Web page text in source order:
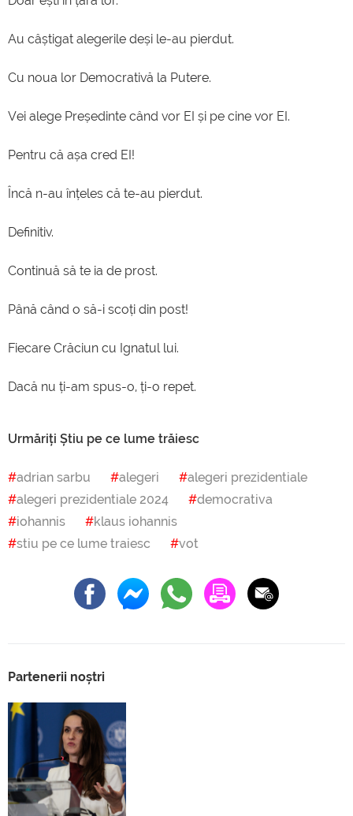
Au câștigat alegerile deși le-au pierdut.
Cu noua lor Democrativă la Putere.
Vei alege Președinte când vor EI și pe cine vor EI.
Pentru că așa cred EI!
Încă n-au înțeles că te-au pierdut.
Definitiv.
Continuă să te ia de prost.
Până când o să-i scoți din post!
Fiecare Crăciun cu Ignatul lui.
Dacă nu ți-am spus-o, ți-o repet.
Urmăriți Știu pe ce lume trăiesc
adrian sarbu alegeri
alegeri prezidentiale
alegeri prezidentiale 2024
democrativa
iohannis
klaus iohannis
stiu pe ce lume traiesc
vot
Partenerii noștri